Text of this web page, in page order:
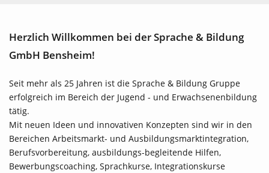
Herzlich Willkommen bei der Sprache & Bildung
GmbH Bensheim!
Seit mehr als 25 Jahren ist die Sprache & Bildung Gruppe
erfolgreich im Bereich der Jugend - und Erwachsenenbildung
tätig.
Mit neuen Ideen und innovativen Konzepten sind wir in den
Bereichen Arbeitsmarkt- und Ausbildungsmarktintegration,
Berufsvorbereitung, ausbildungs-begleitende Hilfen,
Bewerbungscoaching, Sprachkurse, Integrationskurse